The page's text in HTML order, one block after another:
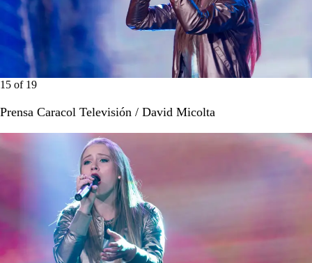
15 of 19
Prensa Caracol Televisión / David Micolta